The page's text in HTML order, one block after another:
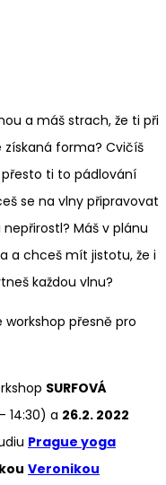
a máš strach, že ti při
forma? Cvičíš
přesto ti to pádlování
se na vlny připravovat
Máš v plánu
a chceš mít jistotu, že i
každou vlnu?
přesně pro
SURFOVÁ
14:30) a 26.2. 2022
Prague yoga
Veronikou